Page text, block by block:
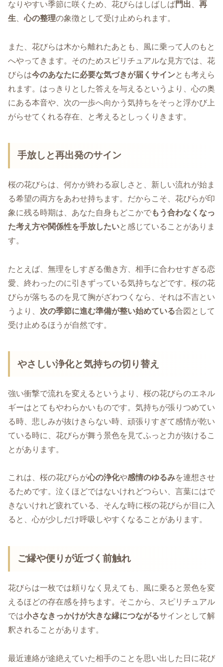
なりやすい季節に咲くため、花びらはしばしば門出
再
生 、心の整理の象徴として受け止められます。
また、花びらは木から離れたあとも、風に乗って人のもと
へやってきます。そのためスピリチュアルな見方では、花
びらは今のあなたに必要な気づきが届くサインとも考えら
れます。はっきりとした答えを与えるというより、心の奥
にある本音や、次の一歩へ向かう気持ちをそっと浮かび上
がらせてくれる存在、と考えるとしっくりきます。
手放しと再出発のサイン
桜の花びらは、何かが終わる寂しさと、新しい流れが始ま
る希望の両方をあわせ持ちます。だからこそ、花びらが印
象に残る時期は、あなた自身もどこかでもう合わなくなっ
た考え方や関係性を手放したいと感じていることがありま
す。
たとえば、無理をしすぎる働き方、相手に合わせすぎる恋
愛、終わったのに引きずっている気持ちなどです。桜の花
びらが落ちるのを見て胸がざわつくなら、それは不吉とい
うより、 次の季節に進む準備が整い始めている合図として
受け止めるほうが自然です。
やさしい浄化と気持ちの切り替え
強い衝撃で流れを変えるというより、桜の花びらのエネル
ギーはとてもやわらかいものです。気持ちが張りつめてい
る時、悲しみが抜けきらない時、頑張りすぎて感情が乾い
ている時に、花びらが舞う景色を見てふっと力が抜けるこ
とがあります。
これは、桜の花びらが心の浄化や感情のゆるみを連想させ
るためです。泣くほどではないけれどつらい、言葉にはで
きないけれど疲れている、そんな時に桜の花びらが目に入
ると、心が少しだけ呼吸しやすくなることがあります。
ご縁や便りが近づく前触れ
花びらは一枚では頼りなく見えても、風に乗ると景色を変
えるほどの存在感を持ちます。そこから、スピリチュアル
では小さなきっかけが大きな縁につながるサインとして解
釈されることがあります。
最近連絡が途絶えていた相手のことを思い出した日に花び